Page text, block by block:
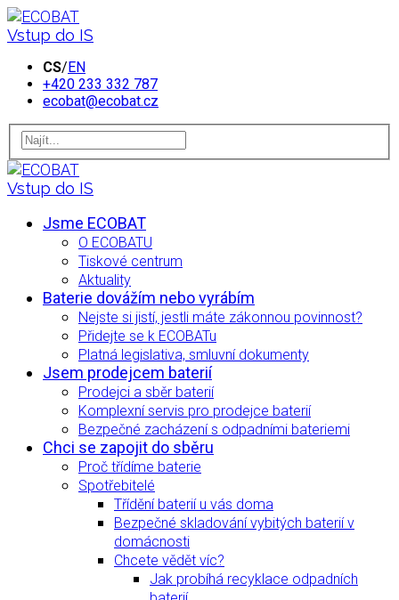
Vstup do IS
CS/EN
+420 233 332 787
ecobat@ecobat.cz
Vstup do IS
Jsme ECOBAT
O ECOBATU
Tiskové centrum
Aktuality
Baterie dovážím nebo vyrábím
Nejste si jistí, jestli máte zákonnou povinnost?
Přidejte se k ECOBATu
Platná legislativa, smluvní dokumenty
Jsem prodejcem baterií
Prodejci a sběr baterií
Komplexní servis pro prodejce baterií
Bezpečné zacházení s odpadními bateriemi
Chci se zapojit do sběru
Proč třídíme baterie
Spotřebitelé
Třídění baterií u vás doma
Bezpečné skladování vybitých baterií v
domácnosti
Chcete vědět víc?
Jak probíhá recyklace odpadních